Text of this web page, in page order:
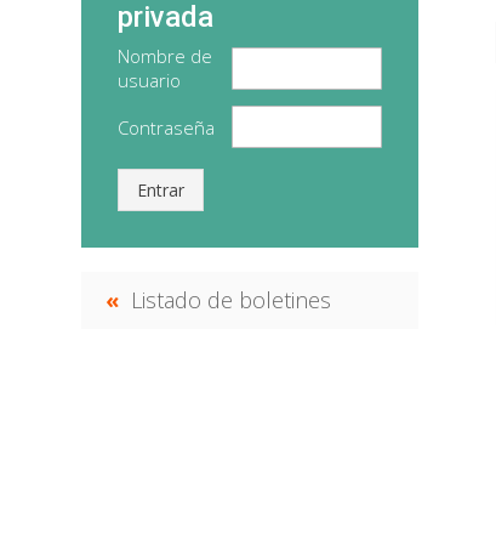
privada
Nombre de
usuario
Contraseña
Entrar
Listado de boletines